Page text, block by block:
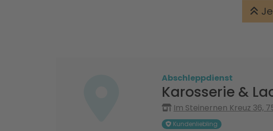
Abschleppdienst
Karosserie &
Im Steinernen Kreuz 36,
Kundenliebling